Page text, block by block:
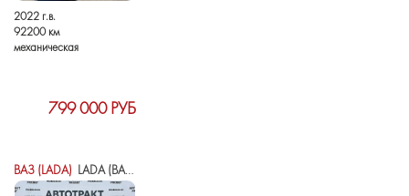
2022 г.в.
92200 км
механическая
799 000 РУБ
ВАЗ (LADA) LADA (ВАЗ) GRANTA I РЕСТАЙЛИНГ